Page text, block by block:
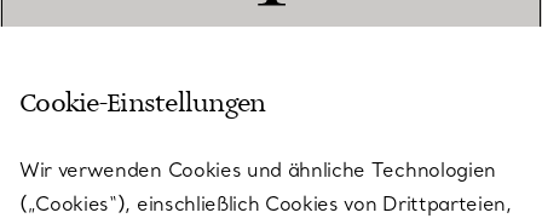
KUNDENSERVICE
SERVICES
Cookie-Einstellungen
Wir verwenden Cookies und ähnliche Technologien
(„Cookies“), einschließlich Cookies von Drittparteien,